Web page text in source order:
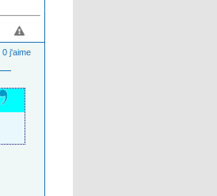
0 j'aime